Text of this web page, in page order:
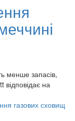
менше запасів,
відповідає на
газових сховищ